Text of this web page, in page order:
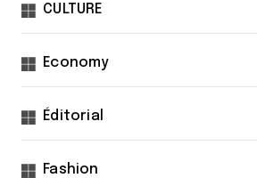
CULTURE
Economy
Éditorial
Fashion